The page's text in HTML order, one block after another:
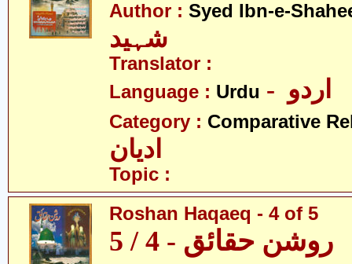
Author : Syed Ibn-e-
شہید
Translator :
Language : Urdu
Category : Comparative
ادیان
Topic :
Roshan Haqaeq - 4 of 5
روشن حقائق - 4 / 5